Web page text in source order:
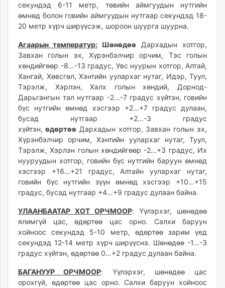
секундэд 6-11 метр, төвийн аймгуудын нутгийн
өмнөд болон говийн аймгуудын нутгаар секундэд 18-
20 метр хүрч ширүүсэж, шороон шуурга шуурна.
Агаарын температур: Шөнөдөө Дархадын хотгор,
Завхан голын эх, Хүрэнбэлчир орчим, Тэс голын
хөндийгөөр -8…-13 градус, Увс нуурын хотгор, Алтай,
Хангай, Хөвсгөл, Хэнтийн уулархаг нутаг, Идэр, Туул,
Тэрэлж, Хэрлэн, Халх голын хөндий, Дорнод-
Дарьгангын тал нутгаар -2…-7 градус хүйтэн, говийн
бүс нутгийн өмнөд хэсгээр +2…+7 градус дулаан,
бусад нутгаар +2…-3 градус
хүйтэн, өдөртөө Дархадын хотгор, Завхан голын эх,
Хүрэнбэлчир орчим, Хэнтийн уулархаг нутаг, Туул,
Тэрэлж, Хэрлэн голын хөндийгөөр -2…+3 градус, Их
нууруудын хотгор, говийн бүс нутгийн баруун өмнөд
хэсгээр +16…+21 градус, Алтайн уулархаг нутаг,
говийн бүс нутгийн зүүн өмнөд хэсгээр +10…+15
градус, бусад нутгаар +4…+9 градус дулаан байна.
УЛААНБААТАР ХОТ ОРЧМООР: Үүлэрхэг, шөнөдөө
ялимгүй цас, өдөртөө цас орно. Салхи баруун
хойноос секундэд 5-10 метр, өдөртөө зарим үед
секундэд 12-14 метр хүрч ширүүснэ. Шөнөдөө -1…-3
градус хүйтэн, өдөртөө 0…+2 градус дулаан байна.
БАГАНУУР ОРЧМООР: Үүлэрхэг, шөнөдөө цас
орохгүй, өдөртөө цас орно. Салхи баруун хойноос